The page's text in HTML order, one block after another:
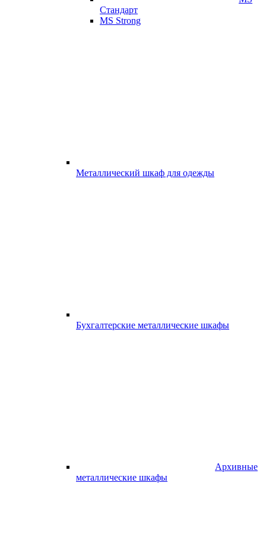
Стандарт
MS Strong
Металлический шкаф для одежды
Бухгалтерские металлические шкафы
Архивные
металлические шкафы